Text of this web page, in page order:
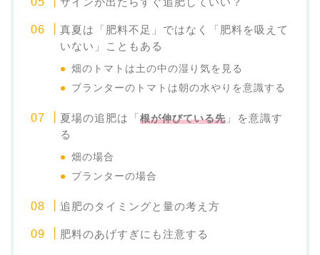
真夏は「肥料不足」ではなく「肥料を吸えて
いない」こともある
畑のトマトは土の中の湿り気を見る
プランターのトマトは朝の水やりを意識する
夏場の追肥は「根が伸びている先 」を意識す
る
畑の場合
プランターの場合
追肥のタイミングと量の考え方
肥料のあげすぎにも注意する